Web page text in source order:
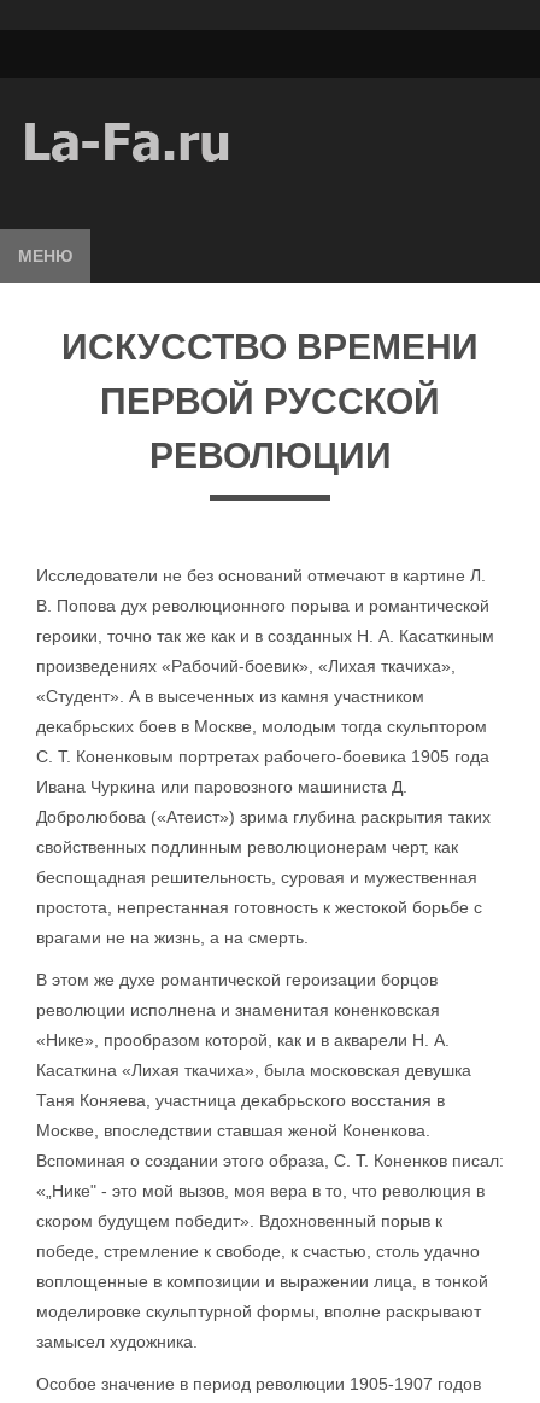
МЕНЮ
ИСКУССТВО ВРЕМЕНИ
ПЕРВОЙ РУССКОЙ
РЕВОЛЮЦИИ
Исследователи не без оснований отмечают в картине Л.
В. Попова дух революционного порыва и романтической
героики, точно так же как и в созданных Н. А. Касаткиным
произведениях «Рабочий-боевик», «Лихая ткачиха»,
«Студент». А в высеченных из камня участником
декабрьских боев в Москве, молодым тогда скульптором
С. Т. Коненковым портретах рабочего-боевика 1905 года
Ивана Чуркина или паровозного машиниста Д.
Добролюбова («Атеист») зрима глубина раскрытия таких
свойственных подлинным революционерам черт, как
беспощадная решительность, суровая и мужественная
простота, непрестанная готовность к жестокой борьбе с
врагами не на жизнь, а на смерть.
В этом же духе романтической героизации борцов
революции исполнена и знаменитая коненковская
«Нике», прообразом которой, как и в акварели Н. А.
Касаткина «Лихая ткачиха», была московская девушка
Таня Коняева, участница декабрьского восстания в
Москве, впоследствии ставшая женой Коненкова.
Вспоминая о создании этого образа, С. Т. Коненков писал:
«„Нике" - это мой вызов, моя вера в то, что революция в
скором будущем победит». Вдохновенный порыв к
победе, стремление к свободе, к счастью, столь удачно
воплощенные в композиции и выражении лица, в тонкой
моделировке скульптурной формы, вполне раскрывают
замысел художника.
Особое значение в период революции 1905-1907 годов